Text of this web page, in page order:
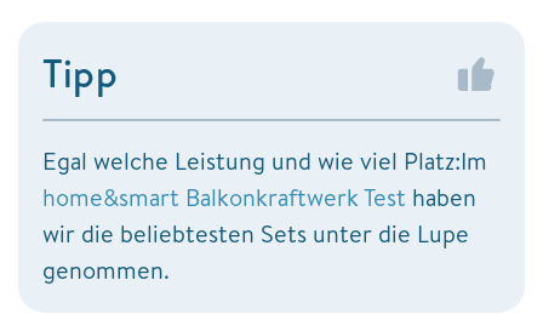
Tipp
Egal welche Leistung und wie viel Platz:Im
home&smart Balkonkraftwerk Test haben
wir die beliebtesten Sets unter die Lupe
genommen.